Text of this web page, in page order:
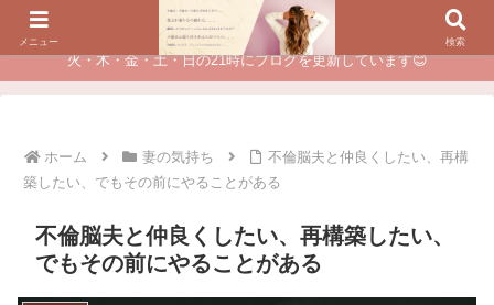
夫に不倫されたつらい経験が、あなたのチャンスに変わるカウンセリング
火・木・金・土・日の21時にブログを更新しています😊
ホーム 妻の気持ち
不倫脳夫と仲良くしたい、再構
築したい、でもその前にやることがある
不倫脳夫と仲良くしたい、再構築したい、
でもその前にやることがある
メニュー 検索